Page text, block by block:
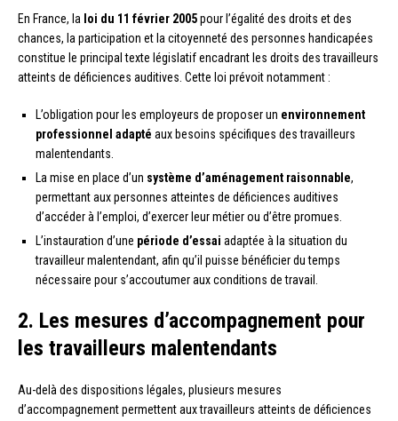
En France, la loi du 11 février 2005pour l’égalité des droits et des
chances, la participation et la citoyenneté des personnes handicapées
constitue le principal texte législatif encadrant les droits des travailleurs
atteints de déficiences auditives. Cette loi prévoit notamment :
L’obligation pour les employeurs de proposer un environnement
professionnel adapté aux besoins spécifiques des travailleurs
malentendants.
La mise en place d’un système d’aménagement raisonnable,
permettant aux personnes atteintes de déficiences auditives
d’accéder à l’emploi, d’exercer leur métier ou d’être promues.
L’instauration d’une période d’essai adaptée à la situation du
travailleur malentendant, afin qu’il puisse bénéficier du temps
nécessaire pour s’accoutumer aux conditions de travail.
2. Les mesures d’accompagnement pour
les travailleurs malentendants
Au-delà des dispositions légales, plusieurs mesures
d’accompagnement permettent aux travailleurs atteints de déficiences